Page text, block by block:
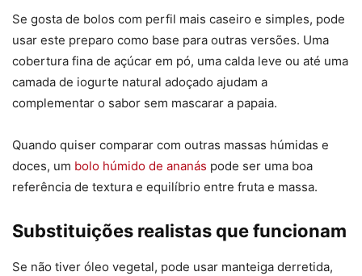
Se gosta de bolos com perfil mais caseiro e simples, pode
usar este preparo como base para outras versões. Uma
cobertura fina de açúcar em pó, uma calda leve ou até uma
camada de iogurte natural adoçado ajudam a
complementar o sabor sem mascarar a papaia.
Quando quiser comparar com outras massas húmidas e
doces, um bolo húmido de ananás pode ser uma boa
referência de textura e equilíbrio entre fruta e massa.
Substituições realistas que funcionam
Se não tiver óleo vegetal, pode usar manteiga derretida,